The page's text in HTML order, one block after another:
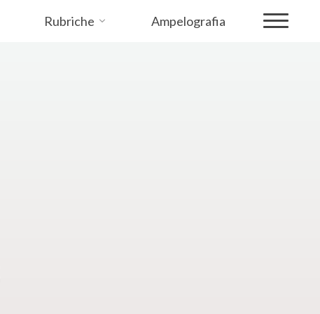
Rubriche Ampelografia